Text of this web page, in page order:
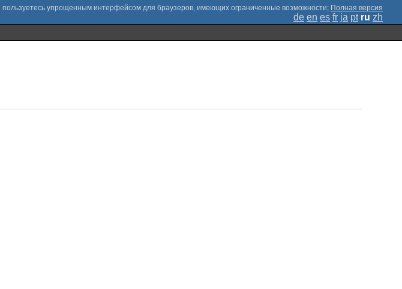
; Полная версия
de en es fr ja pt ru zh